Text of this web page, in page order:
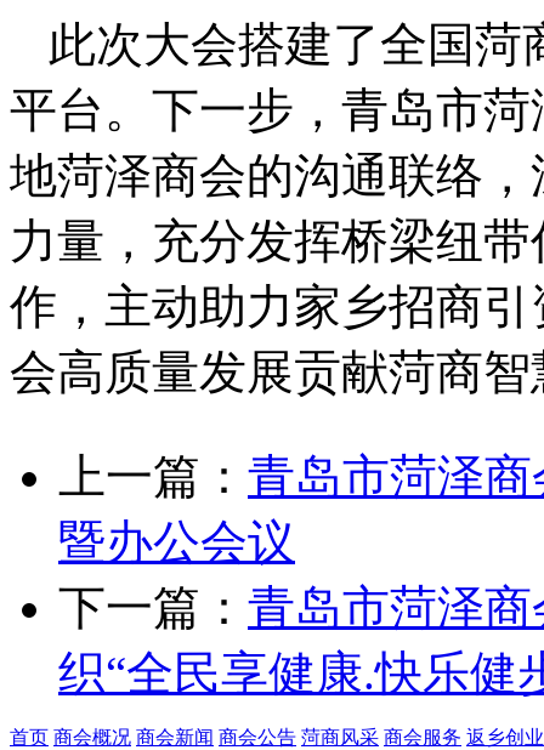
此次大会搭建了全国
平台。下一步，青岛市
地菏泽商会的沟通联络
力量，充分发挥桥梁纽
作，主动助力家乡招商
会高质量发展贡献菏商
上一篇： 青岛市菏泽
暨办公会议
下一篇： 青岛市菏泽
织“全民享健康.快乐健
首页 商会概况 商会新闻 商会公告 菏商风采 商会服务 返乡创业